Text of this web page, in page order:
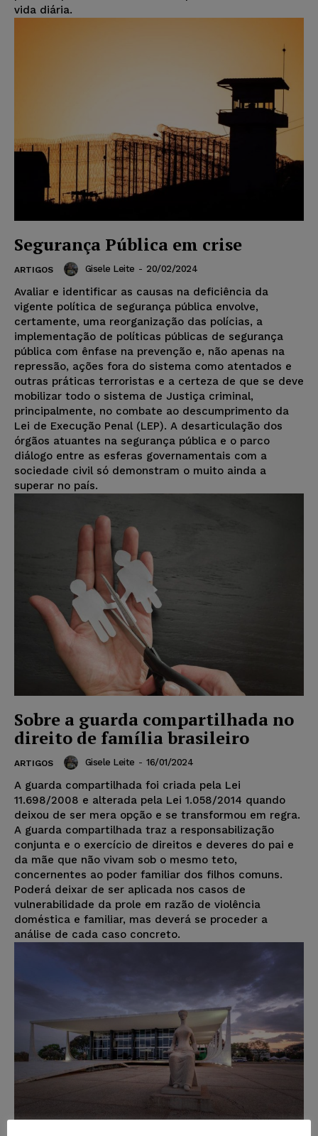
vida diária.
Segurança Pública em crise
ARTIGOS Gisele Leite - 20/02/2024
Avaliar e identificar as causas na deficiência da
vigente política de segurança pública envolve,
certamente, uma reorganização das polícias, a
implementação de políticas públicas de segurança
pública com ênfase na prevenção e, não apenas na
repressão, ações fora do sistema como atentados e
outras práticas terroristas e a certeza de que se deve
mobilizar todo o sistema de Justiça criminal,
principalmente, no combate ao descumprimento da
Lei de Execução Penal (LEP). A desarticulação dos
órgãos atuantes na segurança pública e o parco
diálogo entre as esferas governamentais com a
sociedade civil só demonstram o muito ainda a
superar no país.
Sobre a guarda compartilhada no
direito de família brasileiro
ARTIGOS Gisele Leite - 16/01/2024
A guarda compartilhada foi criada pela Lei
11.698/2008 e alterada pela Lei 1.058/2014 quando
deixou de ser mera opção e se transformou em regra.
A guarda compartilhada traz a responsabilização
conjunta e o exercício de direitos e deveres do pai e
da mãe que não vivam sob o mesmo teto,
concernentes ao poder familiar dos filhos comuns.
Poderá deixar de ser aplicada nos casos de
vulnerabilidade da prole em razão de violência
doméstica e familiar, mas deverá se proceder a
análise de cada caso concreto.